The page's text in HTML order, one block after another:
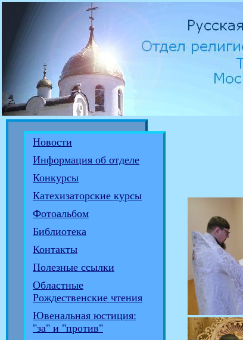
Новости
Информация об отделе
Конкурсы
Катехизаторские курсы
Фотоальбом
Библиотека
Контакты
Полезные ссылки
Областные
Рождественские чтения
Ювенальная юстиция:
"за" и "против"